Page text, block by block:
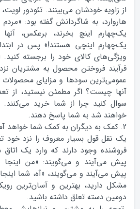
از زاویه خودشان می‌بینند. تئودور لویت،
هاروارد، به شاگردانش گفته بود:
یک‌چهارم اینچ بخرند، برعکس،
یک‌چهارم اینچی هستند!» پس در
ویژگی‌های کالای خود را برجسته کنید.
فرآیند فروختن محصول به مشتریان
عمومی‌ترین سودها و مزایای
آنها چیست؟ اگر مطمئن نیستید، از
سوال کنید چرا از شما خرید می‌کنند.
خواهند شد به شما پاسخ دهند.
2. کمک به دیگران به کمک شما خواهد آمد.
یک نقل قول بسیار معروف را نزد خود
فروشنده وجود دارند که وارد یک
پیش می‌آیند و می‌گویند: «من
پیش می‌آیند و می‌گویند، «آه، شما
مشکل دارید، بهترین و آسان‌ترین
دومین دسته تعلق داشته باشید.